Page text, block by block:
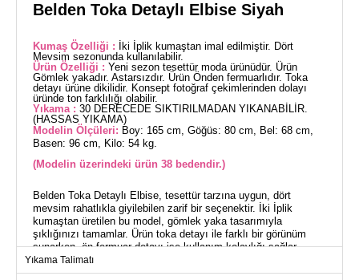
Belden Toka Detaylı Elbise Siyah
Kumaş Özelliği :
İki İplik kumaştan imal edilmiştir. Dört
Mevsim sezonunda kullanılabilir.
Ürün Özelliği : Yeni sezon tesettür moda ürünüdür. Ürün
Gömlek yakadır. Astarsızdır. Ürün Önden fermuarlıdır. Toka
detayı ürüne dikilidir. Konsept fotoğraf çekimlerinden dolayı
üründe ton farklılığı olabilir.
Yıkama : 30 DERECEDE SIKTIRILMADAN YIKANABİLİR.
(HASSAS YIKAMA)
Modelin Ölçüleri: Boy: 165 cm, Göğüs: 80 cm, Bel: 68 cm,
Basen: 96 cm, Kilo: 54 kg.
(Modelin üzerindeki ürün 38 bedendir.)
Belden Toka Detaylı Elbise, tesettür tarzına uygun, dört
mevsim rahatlıkla giyilebilen zarif bir seçenektir. İki İplik
kumaştan üretilen bu model, gömlek yaka tasarımıyla
şıklığınızı tamamlar. Ürün toka detayı ile farklı bir görünüm
sunarken, ön fermuar detayı ise kullanım kolaylığı sağlar.
Hassas yıkama tercihi ile 30 derecede yıkanabilir ve astarsız
yapısıyla hafifliğini korur. Model üzerindeki 38 beden örnektir.
Yıkama Talimatı